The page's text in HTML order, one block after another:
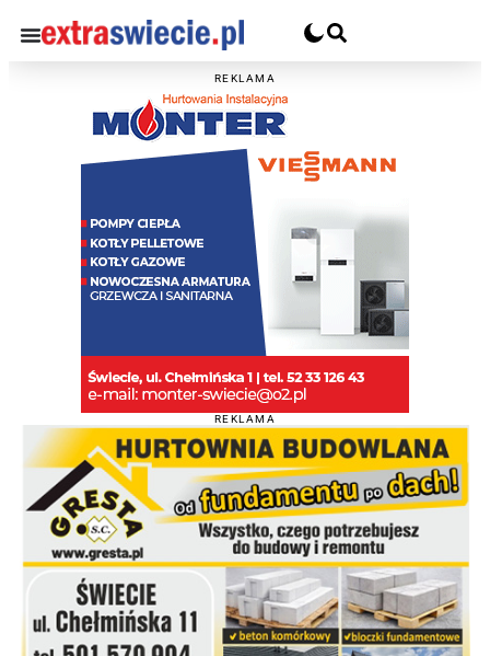
REKLAMA
REKLAMA